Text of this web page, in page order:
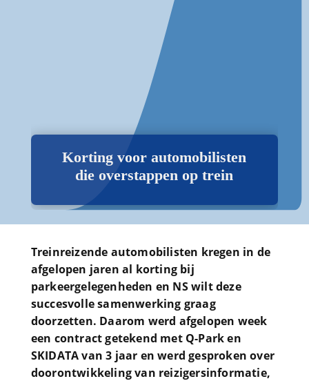
Korting voor automobilisten
die overstappen op trein
Treinreizende automobilisten kregen in de
afgelopen jaren al korting bij
parkeergelegenheden en NS wilt deze
succesvolle samenwerking graag
doorzetten. Daarom werd afgelopen week
een contract getekend met Q-Park en
SKIDATA van 3 jaar en werd gesproken over
doorontwikkeling van reizigersinformatie,